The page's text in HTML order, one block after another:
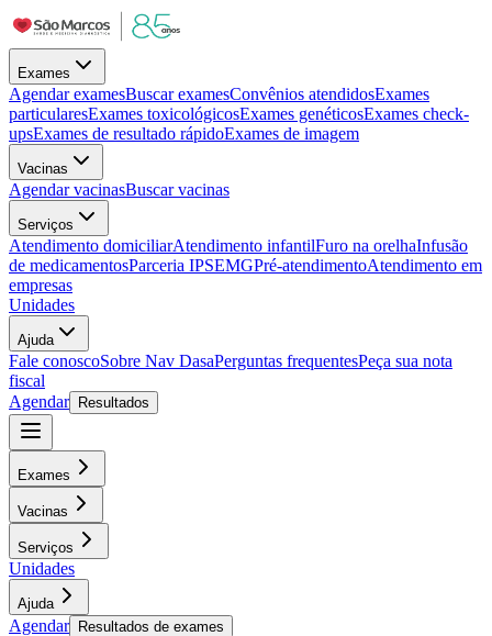
Exames
Agendar examesBuscar examesConvênios atendidosExames
particularesExames toxicológicosExames genéticosExames check-
upsExames de resultado rápidoExames de imagem
Vacinas
Agendar vacinasBuscar vacinas
Serviços
Atendimento domiciliarAtendimento infantilFuro na orelhaInfusão
de medicamentosParceria IPSEMGPré-atendimentoAtendimento em
empresas
Unidades
Ajuda
Fale conoscoSobre Nav DasaPerguntas frequentesPeça sua nota
fiscal
Agendar
Resultados
Exames
Vacinas
Serviços
Unidades
Ajuda
Agendar Resultados de exames